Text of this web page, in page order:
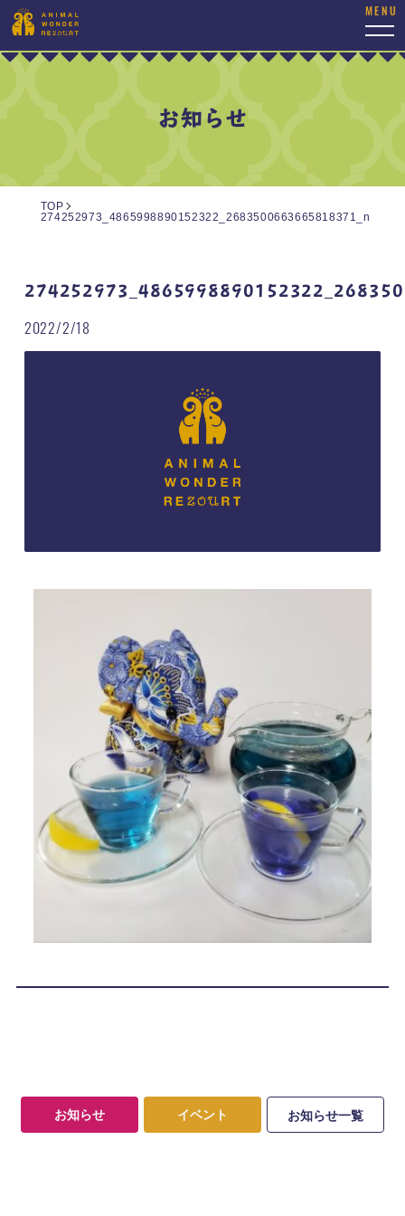
お知らせ
TOP
274252973_4865998890152322_2683500663665818371_n
2022/2/18
お知らせ イベント お知らせ一覧